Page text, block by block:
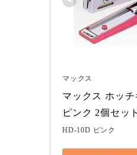
マックス
マックス ホッ
ピンク 2個セット
HD-10D ピンク